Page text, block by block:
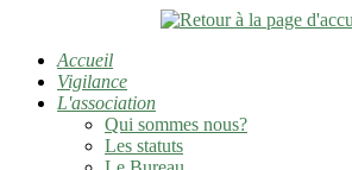
Accueil
Vigilance
L'association
Qui sommes nous?
Les statuts